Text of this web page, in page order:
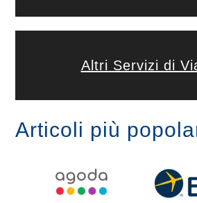
Altri Servizi di
Articoli più